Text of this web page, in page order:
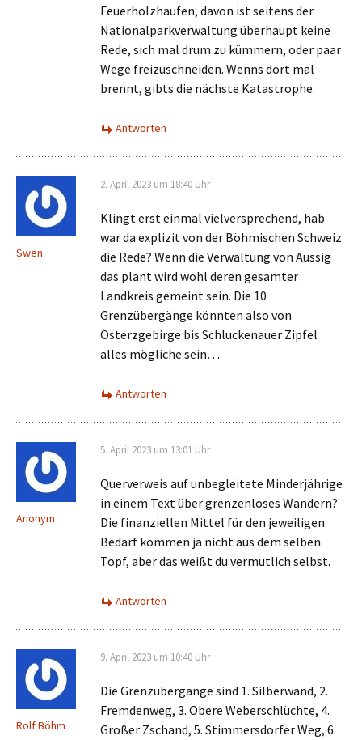
Feuerholzhaufen, davon ist seitens der
Nationalparkverwaltung überhaupt keine
Rede, sich mal drum zu kümmern, oder paar
Wege freizuschneiden. Wenns dort mal
brennt, gibts die nächste Katastrophe.
Antworten
Swen
2. April 2023 um 18:40 Uhr
Klingt erst einmal vielversprechend, hab
war da explizit von der Böhmischen Schweiz
die Rede? Wenn die Verwaltung von Aussig
das plant wird wohl deren gesamter
Landkreis gemeint sein. Die 10
Grenzübergänge könnten also von
Osterzgebirge bis Schluckenauer Zipfel
alles mögliche sein…
Antworten
Anonym
5. April 2023 um 13:01 Uhr
Querverweis auf unbegleitete Minderjährige
in einem Text über grenzenloses Wandern?
Die finanziellen Mittel für den jeweiligen
Bedarf kommen ja nicht aus dem selben
Topf, aber das weißt du vermutlich selbst.
Antworten
Rolf Böhm
9. April 2023 um 10:40 Uhr
Die Grenzübergänge sind 1. Silberwand, 2.
Fremdenweg, 3. Obere Weberschlüchte, 4.
Großer Zschand, 5. Stimmersdorfer Weg, 6.